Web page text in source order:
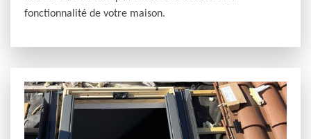
fonctionnalité de votre maison.